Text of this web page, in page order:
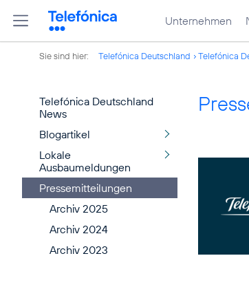
Unternehmen
Sie sind hier: Telefónica Deutschland Telefónica
Telefónica Deutschland
News
Blogartikel
Lokale
Ausbaumeldungen
Pressemitteilungen
Archiv 2025
Archiv 2024
Archiv 2023